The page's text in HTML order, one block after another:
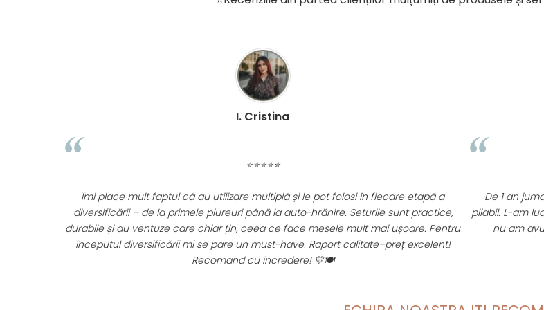
Covorasul educational stimuleaza simturile
- datorita diverselor texturi si jucarii care scot
stimulat de materialul delicat si moale cu care sunt finisate covorasul si jucariile.
Covorasul va oferi mamei un moment de relaxare
: sunetele sunt tot ceea ce iubeste copilul
Dimensiuni: 80 cm x 80 cm x 54 cm
I. Cristina
⭐⭐⭐⭐⭐
Îmi place mult faptul că au utilizare multiplă și le pot folosi în fiecare etapă a
diversificării – de la primele piureuri până la auto-hrănire. Seturile sunt practice,
durabile și au ventuze care chiar țin, ceea ce face mesele mult mai ușoare. Pentru
începutul diversificării mi se pare un must-have. Raport calitate–preț excelent!
Recomand cu încredere! 💛🍽️
De 1 an
pliabil. L-am
nu am